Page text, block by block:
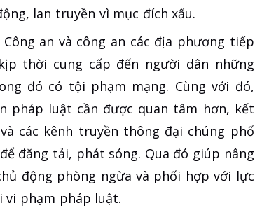
lan truyền vì mục đích xấu.
an và công an các địa phương tiếp
thời cung cấp đến người dân những
đó có tội phạm mạng. Cùng với đó,
pháp luật cần được quan tâm hơn, kết
các kênh truyền thông đại chúng phổ
đăng tải, phát sóng. Qua đó giúp nâng
động phòng ngừa và phối hợp với lực
vi phạm pháp luật.